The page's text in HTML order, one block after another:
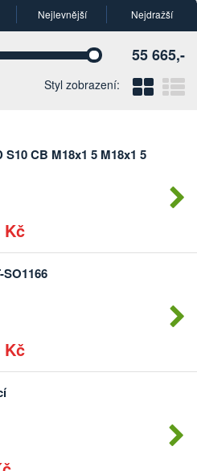
Nejlevnější Nejdražší
Vyberte 55 665,-
Styl zobrazení:
S10 CB M18x1 5 M18x1 5
Kč
Kč